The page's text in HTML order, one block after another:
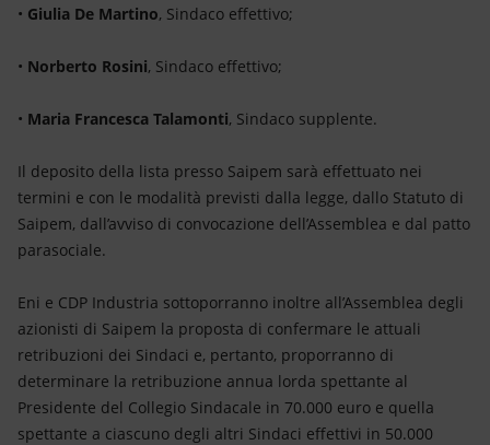
• Giulia De Martino, Sindaco effettivo;
• Norberto Rosini, Sindaco effettivo;
• Maria Francesca Talamonti, Sindaco supplente.
Il deposito della lista presso Saipem sarà effettuato nei
termini e con le modalità previsti dalla legge, dallo Statuto di
Saipem, dall’avviso di convocazione dell’Assemblea e dal patto
parasociale.
Eni e CDP Industria sottoporranno inoltre all’Assemblea degli
azionisti di Saipem la proposta di confermare le attuali
retribuzioni dei Sindaci e, pertanto, proporranno di
determinare la retribuzione annua lorda spettante al
Presidente del Collegio Sindacale in 70.000 euro e quella
spettante a ciascuno degli altri Sindaci effettivi in 50.000